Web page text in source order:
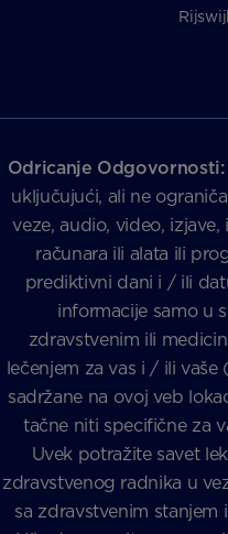
Odricanje Odgovornosti:
uključujući, ali ne
veze, audio, video,
računara ili alata ili
prediktivni dani i / ili
informacije samo u
zdravstvenim ili
lečenjem za vas i / ili
sadržane na ovoj veb
tačne niti specifične za
Uvek potražite savet
zdravstvenog radnika u
sa zdravstvenim